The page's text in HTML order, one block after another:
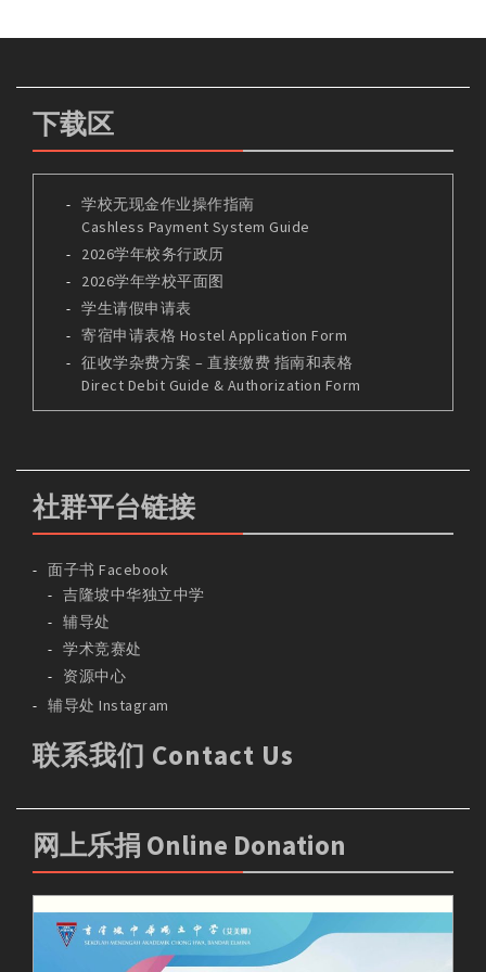
下载区
学校无现金作业操作指南
Cashless Payment System Guide
2026学年校务行政历
2026学年学校平面图
学生请假申请表
寄宿申请表格 Hostel Application Form
征收学杂费方案 – 直接缴费 指南和表格
Direct Debit Guide & Authorization Form
社群平台链接
面子书 Facebook
吉隆坡中华独立中学
辅导处
学术竞赛处
资源中心
辅导处 Instagram
联系我们 Contact Us
网上乐捐 Online Donation